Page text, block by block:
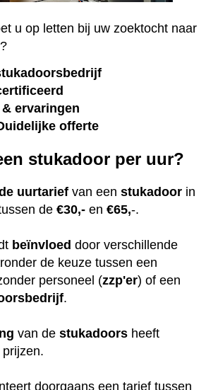
u op letten bij uw zoektocht naar
ervaringen
offerte
stukadoor per uur?
uurtarief van een stukadoor in
de €30,- en €65,-.
beïnvloed door verschillende
de keuze tussen een
personeel (zzp'er) of een
.
van de stukadoors heeft
doorgaans een tarief tussen